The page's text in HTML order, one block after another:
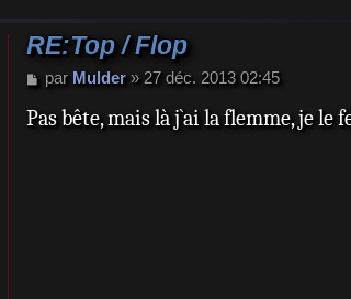
RE:Top / Flop
M
s
par Mulder» 27 déc. 2013 02:45
Pas bête, mais là j`ai la flemme, je le